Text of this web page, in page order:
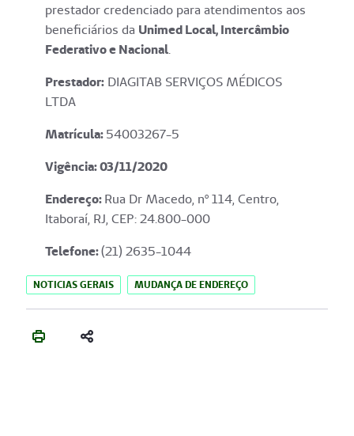
prestador credenciado para atendimentos aos
beneficiários da Unimed Local, Intercâmbio
Federativo e Nacional.
Prestador: DIAGITAB SERVIÇOS MÉDICOS
LTDA
Matrícula:54003267-5
Vigência: 03/11/2020
Endereço:Rua Dr Macedo, nº 114, Centro,
Itaboraí, RJ, CEP: 24.800-000
Telefone:(21) 2635-1044
NOTICIAS GERAIS MUDANÇA DE ENDEREÇO